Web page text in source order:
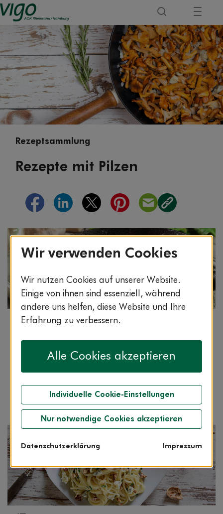
Rezeptsammlung
Rezepte mit Pilzen
Rezept Lesezeit: 2:00 min.
Tagliatelle mit gebratenen Steinpilzen
Kräuter-Pancetta.
Wir verwenden Cookies
Wir nutzen Cookies auf unserer Website.
Einige von ihnen sind essenziell, während
andere uns helfen, diese Website und Ihre
Erfahrung zu verbessern.
Alle Cookies akzeptieren
Individuelle Cookie-Einstellungen
Nur notwendige Cookies akzeptieren
Datenschutzerklärung Impressum